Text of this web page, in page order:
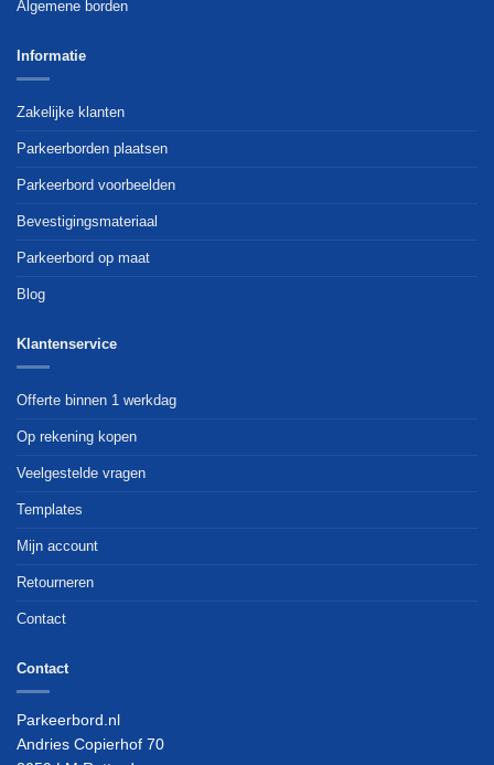
Algemene borden
Informatie
Zakelijke klanten
Parkeerborden plaatsen
Parkeerbord voorbeelden
Bevestigingsmateriaal
Parkeerbord op maat
Blog
Klantenservice
Offerte binnen 1 werkdag
Op rekening kopen
Veelgestelde vragen
Templates
Mijn account
Retourneren
Contact
Contact
Parkeerbord.nl
Andries Copierhof 70